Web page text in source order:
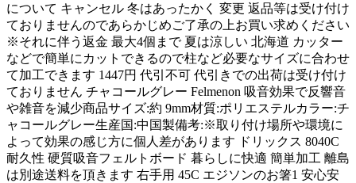
について キャンセル 冬はあったかく 変更 返品等は受け付け
ておりませんのであらかじめご了承の上お買い求めください
※それに伴う返金 最大4個まで 夏は涼しい 北海道 カッター
などで簡単にカットできるので柱など必要なサイズに合わせ
て加工できます 1447円 代引不可 代引きでの出荷は受け付け
ておりません チャコールグレー Felmenon 吸音効果で反響音
や雑音を減少商品サイズ:約 9mm材質:ポリエステルカラー:チ
ャコールグレー生産国:中国製備考:※取り付け場所や環境に
よって効果の感じ方に個人差があります ドリックス 8040C
耐久性 硬質吸音フェルトボード 暮らしに快適 簡単加工 離島
は別途送料を頂きます 右手用 45C エジソンのお箸1 安心安